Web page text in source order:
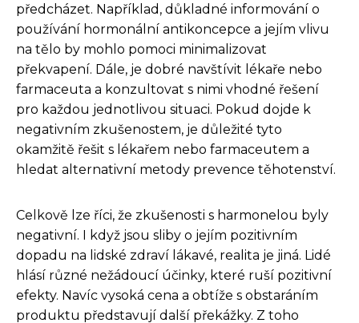
předcházet. Například, důkladné informování o
používání hormonální antikoncepce a jejím vlivu
na tělo by mohlo pomoci minimalizovat
překvapení. Dále, je dobré navštívit lékaře nebo
farmaceuta a konzultovat s nimi vhodné řešení
pro každou jednotlivou situaci. Pokud dojde k
negativním zkušenostem, je důležité tyto
okamžitě řešit s lékařem nebo farmaceutem a
hledat alternativní metody prevence těhotenství.
Celkově lze říci, že zkušenosti s harmonelou byly
negativní. I když jsou sliby o jejím pozitivním
dopadu na lidské zdraví lákavé, realita je jiná. Lidé
hlásí různé nežádoucí účinky, které ruší pozitivní
efekty. Navíc vysoká cena a obtíže s obstaráním
produktu představují další překážky. Z toho